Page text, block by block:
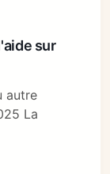
sur
autre
La